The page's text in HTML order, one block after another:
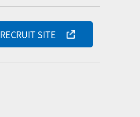
RECRUIT SITE